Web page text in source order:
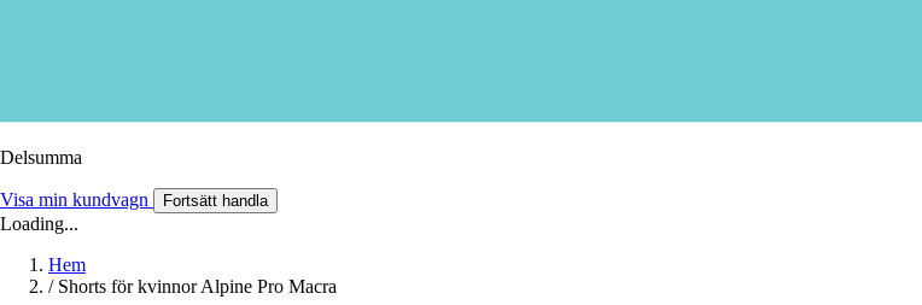
Delsumma
Visa min kundvagn Fortsätt handla
Loading...
Hem
/ Shorts för kvinnor Alpine Pro Macra